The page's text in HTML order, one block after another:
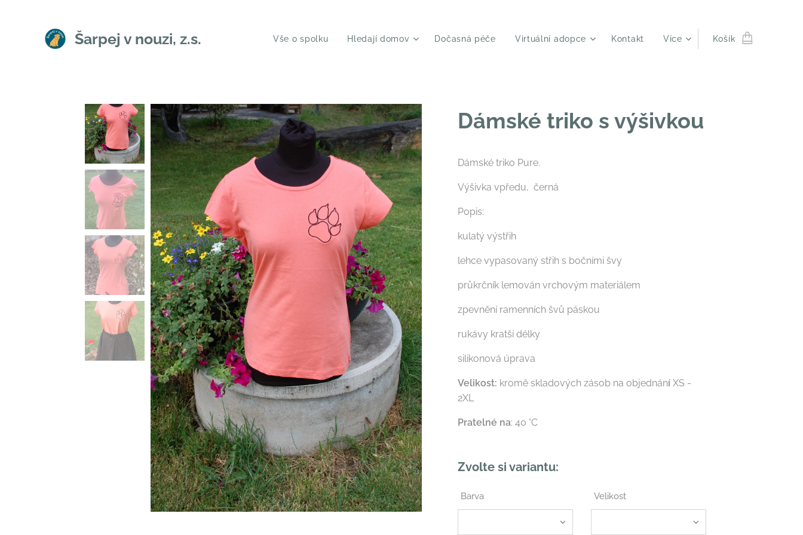
Šarpej v nouzi, z.s. Vše o spolku Hledají domov Dočasná péče Virtuální adopce Kontakt Více Košík
Dámské triko s výšivkou
Dámské triko Pure.
Výšivka vpředu, černá
Popis:
kulatý výstřih
lehce vypasovaný střih s bočními švy
průkrčník lemován vrchovým materiálem
zpevnění ramenních švů páskou
rukávy kratší délky
silikonová úprava
Velikost: kromě skladových zásob na objednáníXS -
2XL
Pratelné na: 40 °C
Zvolte si variantu:
Barva Velikost